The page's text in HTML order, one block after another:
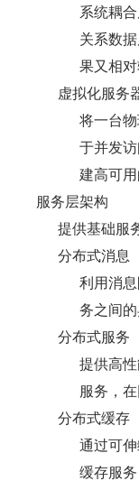
系统耦
关系数
果又相对
虚拟化服务
将一台
于并发
建高可用
服务层架构
提供基础服
分布式消息
利用消
务之间
分布式服务
提供高
服务，
分布式缓存
通过可
缓存服